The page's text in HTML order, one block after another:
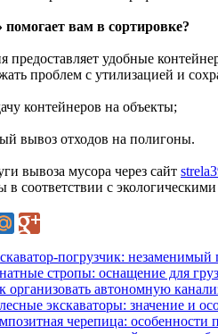
вам в сортировке?
предоставляет удобные
проблем с утилизацией и
контейнеров на объекты;
вывоз отходов на полигоны.
вывоза мусора через сайт
в соответствии с
погрузчик:
стропы: оснащение для
организовать автономную
экскаваторы: значение и
черепица: